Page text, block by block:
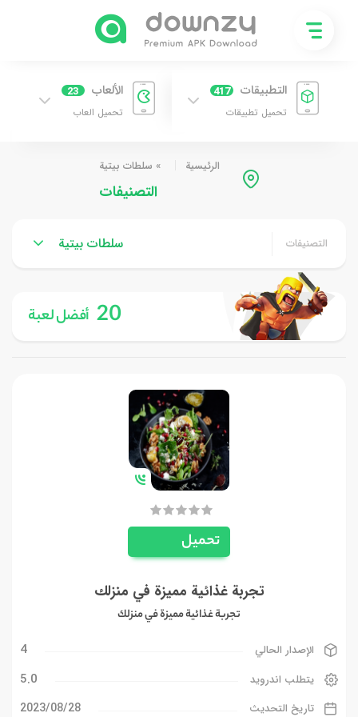
التطبيقات 417
تحميل تطبيقات
الألعاب 23
تحميل العاب
الرئيسية » سلطات بيتية
التصنيفات
التصنيفات سلطات بيتية
20 أفضل لعبة
تحميل
تجربة غذائية مميزة في منزلك
تجربة غذائية مميزة في منزلك
الإصدار الحالي 4
يتطلب اندرويد 5.0
تاريخ التحديث 28‏/08‏/2023